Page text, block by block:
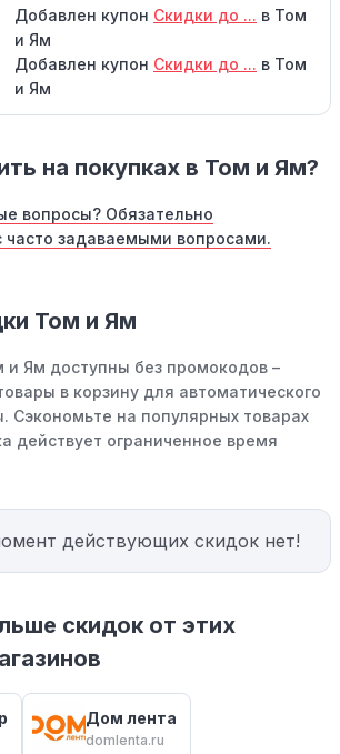
Добавлен купон Скидки до ... в Том
и Ям
Добавлен купон Скидки до ... в Том
и Ям
на покупках в Том и Ям?
вопросы? Обязательно
часто задаваемыми вопросами.
Том и Ям
и Ям доступны без промокодов –
в корзину для автоматического
Сэкономьте на популярных товарах
действует ограниченное время
действующих скидок нет!
скидок от этих
Дом лента
domlenta.ru